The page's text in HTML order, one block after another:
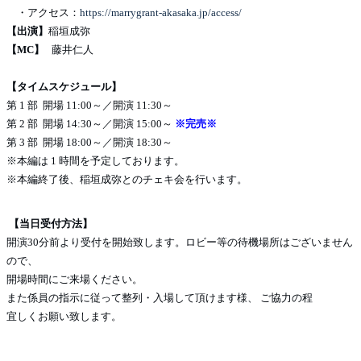
・アクセス： https://marrygrant-akasaka.jp/access/
【出演】 稲垣成弥
【MC】
藤井仁人
【タイムスケジュール】
第 1 部 開場 11:00～／開演 11:30～
第 2 部 開場 14:30～／開演 15:00～ ※完売※
第 3 部 開場 18:00～／開演 18:30～
※本編は 1 時間を予定しております。
※本編終了後、稲垣成弥とのチェキ会を行います。
【当日受付方法】
開演30分前より受付を開始致します。ロビー等の待機場所はございません
ので、
開場時間にご来場ください。
また係員の指示に従って整列・入場して頂けます様、 ご協力の程
宜しくお願い致します。